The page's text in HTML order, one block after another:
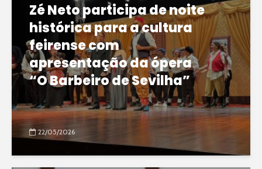
Zé Neto participa de noite
histórica para a cultura
feirense com
apresentação da ópera
“O Barbeiro de Sevilha”
22/05/2026